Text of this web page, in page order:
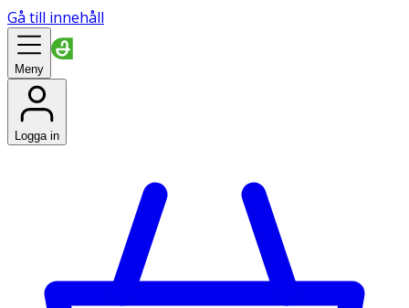
Gå till innehåll
Meny
Logga in